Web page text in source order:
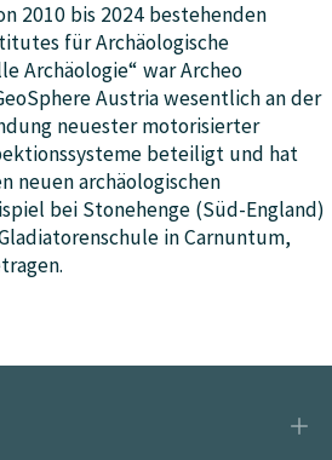
2010 bis 2024 bestehenden
für Archäologische
Archäologie“ war Archeo
Austria wesentlich an der
neuester motorisierter
beteiligt und hat
neuen archäologischen
bei Stonehenge (Süd-England)
in Carnuntum,